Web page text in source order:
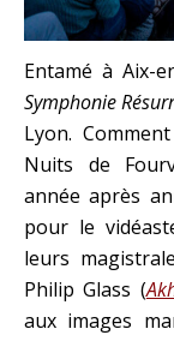
Entamé à Aix-
Symphonie
Lyon.
Nuits de
année après
pour le
leurs
Philip Glass (
aux images